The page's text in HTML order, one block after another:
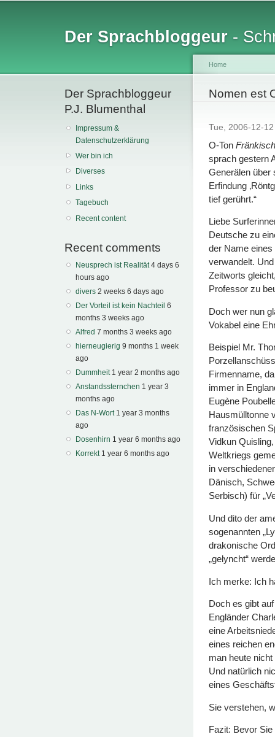
Der Sprachbloggeur -
Der Sprachbloggeur
P.J. Blumenthal
Impressum &
Datenschutzerklärung
Wer bin ich
Diverses
Links
Tagebuch
Recent content
Recent comments
Neusprech ist Realität 4 days 6
hours ago
divers 2 weeks 6 days ago
Der Vorteil ist kein Nachteil 6
months 3 weeks ago
Alfred 7 months 3 weeks ago
hierneugierig 9 months 1 week
ago
Dummheit 1 year 2 months ago
Anstandssternchen 1 year 3
months ago
Das N-Wort 1 year 3 months
ago
Dosenhirn 1 year 6 months ago
Korrekt 1 year 6 months ago
You are
Home
Nomen est
Tue, 2006-12-
O-Ton
sprach gestern
Generälen über
Erfindung
tief gerührt.“
Liebe
Deutsche zu
der Name
verwandelt.
Zeitworts
Professor zu
Doch wer nun
Vokabel eine
Beispiel Mr.
Firmenname,
immer in
Eugène
Hausmülltonne
französischen
Vidkun
Weltkriegs
in
Dänisch,
Serbisch) für
Und dito der
sogenannten
drakonische
„gelyncht“
Ich merke: Ich
Doch es gibt
Engländer
eine
eines reichen
man heute
Und natürlich
eines
Sie verstehen,
Fazit: Bevor